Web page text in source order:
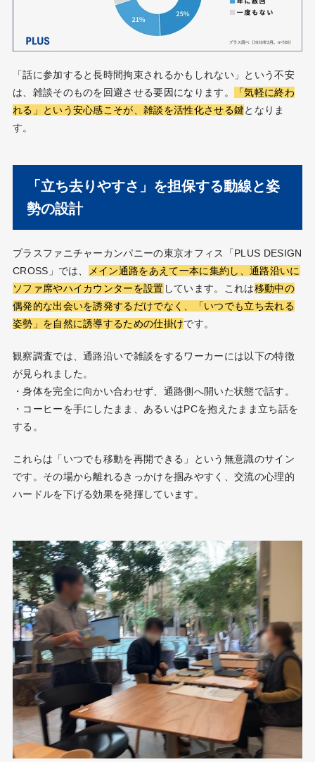
「話に参加すると長時間拘束されるかもしれない」という不安
は、雑談そのものを回避させる要因になります。
「気軽に終わ
れる」という安心感こそが、雑談を活性化させる鍵となりま
す。
「立ち去りやすさ」を担保する動線と姿
勢の設計
プラスファニチャーカンパニーの東京オフィス「PLUS DESIGN
CROSS」では、
メイン通路をあえて一本に集約し、通路沿いに
ソファ席やハイカウンターを設置 しています。これは移動中の
偶発的な出会いを誘発するだけでなく、「いつでも立ち去れる
姿勢」を自然に誘導するための仕掛けです。
観察調査では、通路沿いで雑談をするワーカーには以下の特徴
が見られました。
・身体を完全に向かい合わせず、通路側へ開いた状態で話す。
・コーヒーを手にしたまま、あるいはPCを抱えたまま立ち話を
する。
これらは「いつでも移動を再開できる」という無意識のサイン
です。その場から離れるきっかけを掴みやすく、交流の心理的
ハードルを下げる効果を発揮しています。